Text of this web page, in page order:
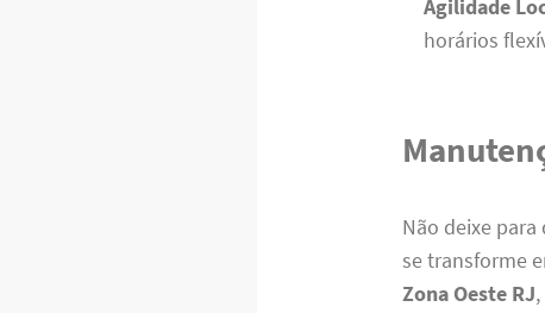
Agilidade
horários
Não deixe para
se transforme
Zona Oeste RJ